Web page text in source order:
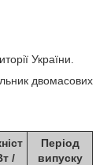
України.
двомасових
/
Період
випуску